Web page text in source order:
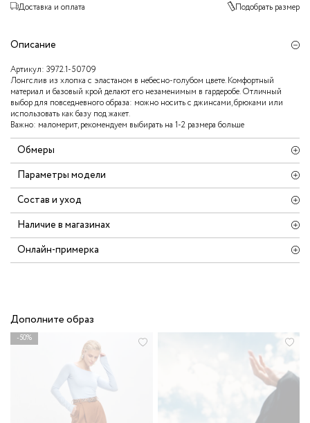
Доставка и оплата Подобрать размер
Описание
Артикул: 3972.1-50709
Лонгслив из хлопка с эластаном в небесно-голубом цвете. Комфортный
материал и базовый крой делают его незаменимым в гардеробе. Отличный
выбор для повседневного образа: можно носить с джинсами, брюками или
использовать как базу под жакет.
Важно: маломерит, рекомендуем выбирать на 1-2 размера больше
Обмеры
Параметры модели
Состав и уход
Наличие в магазинах
Онлайн-примерка
Дополните образ
-50%